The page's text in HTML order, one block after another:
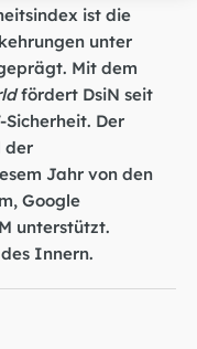
ist die
unter
Mit dem
fördert DsiN seit
Der
der
Jahr von den
Google
unterstützt.
Innern.